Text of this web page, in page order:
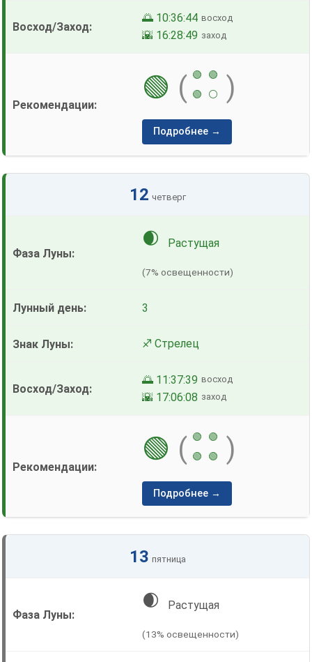
🌅 10:36:44 восход
🌇 16:28:49 заход
🟢 ( 🟢
🟢
🟢
⚪ )
Подробнее →
12 четверг
🌒 Растущая
(7% освещенности)
3
♐ Стрелец
🌅 11:37:39 восход
🌇 17:06:08 заход
🟢 ( 🟢
🟢
🟢
🟢 )
Подробнее →
13 пятница
🌒 Растущая
(13% освещенности)